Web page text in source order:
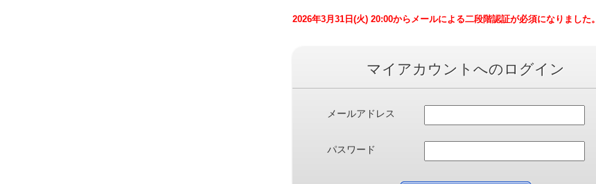
2026年3月31日(火) 20:00からメールによる二段階認証が必須になりました。
マイアカウントへのログイン
メールアドレス
パスワード